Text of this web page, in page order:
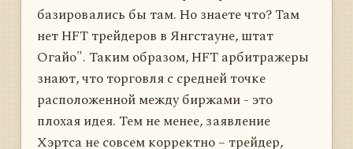
базировались бы там. Но знаете что? Там
нет HFT трейдеров в Янгстауне, штат
Огайо". Таким образом, HFT арбитражеры
знают, что торговля с средней точке
расположенной между биржами - это
плохая идея. Тем не менее, заявление
Хэртса не совсем корректно – трейдер,